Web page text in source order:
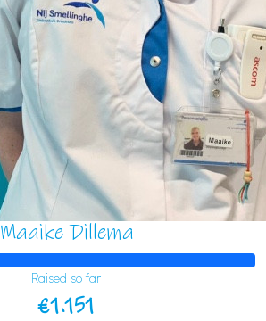
Maaike Dillema
Raised so far
€1.151